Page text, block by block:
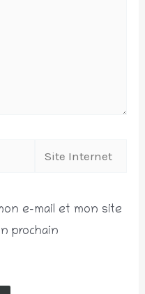
e-mail et mon site
prochain